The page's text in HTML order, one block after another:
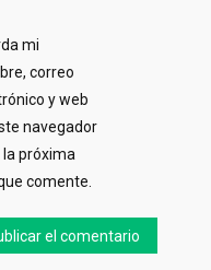
mi
correo
y web
navegador
la próxima
comente.